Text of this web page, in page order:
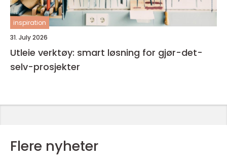
inspiration
31. July 2026
Utleie verktøy: smart løsning for gjør-det-
selv-prosjekter
Flere nyheter